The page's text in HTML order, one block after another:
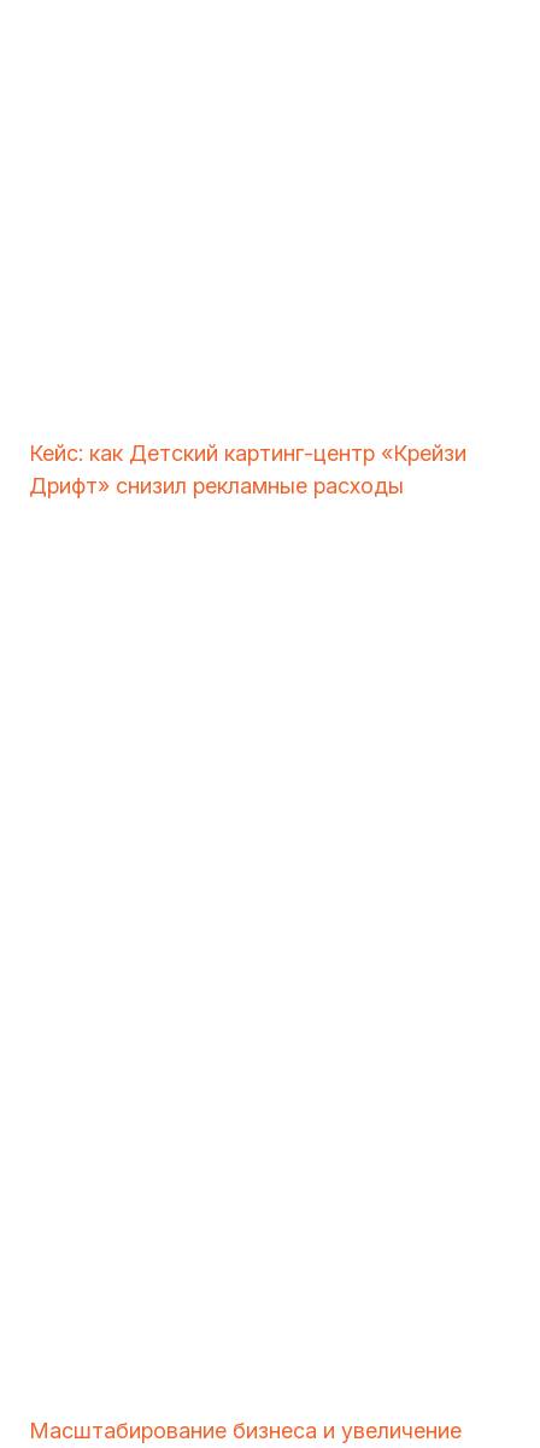
Кейс: как Детский картинг-центр «Крейзи
Дрифт» снизил рекламные расходы
Масштабирование бизнеса и увеличение